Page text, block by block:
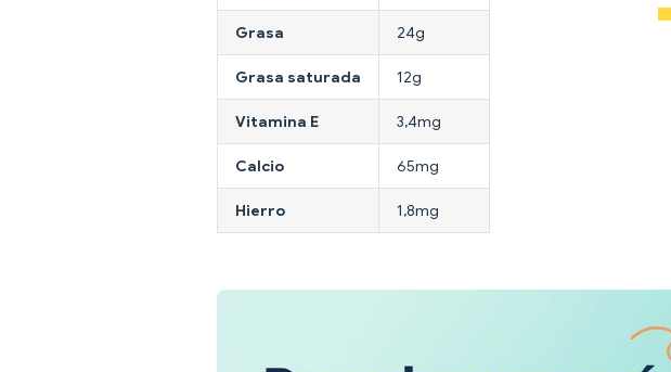
Grasa 24g
Grasa saturada 12g
Vitamina E 3,4mg
Calcio 65mg
Hierro 1,8mg